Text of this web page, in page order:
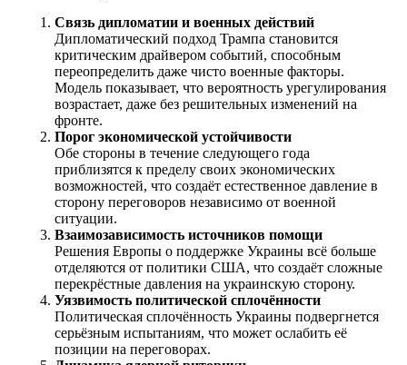
Связь дипломатии и военных действий
Дипломатический подход Трампа становится
критическим драйвером событий, способным
переопределить даже чисто военные факторы.
Модель показывает, что вероятность урегулирования
возрастает, даже без решительных изменений на
фронте.
Порог экономической устойчивости
Обе стороны в течение следующего года
приблизятся к пределу своих экономических
возможностей, что создаёт естественное давление в
сторону переговоров независимо от военной
ситуации.
Взаимозависимость источников помощи
Решения Европы о поддержке Украины всё больше
отделяются от политики США, что создаёт сложные
перекрёстные давления на украинскую сторону.
Уязвимость политической сплочённости
Политическая сплочённость Украины подвергнется
серьёзным испытаниям, что может ослабить её
позиции на переговорах.